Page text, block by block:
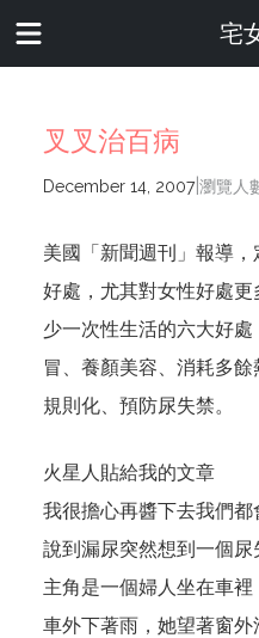
宅
叉叉治百病
December 14, 2007|瀏覽人
美國「新聞週刊」報導
好處，尤其對女性好處
少一次性生活的六大好
冒、養顏美容、消耗多
規則化、預防尿失禁。
火星人貼給我的文章
我很擔心再醬下去我們都
說到漏尿突然想到一個
主角是一個婦人坐在車裡
車外下著雨，她望著窗